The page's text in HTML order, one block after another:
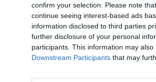
confirm your selection. Please note
continue seeing interest-based ads
information disclosed to third parties
further disclosure of your personal
participants. This information may
Downstream Participants that may